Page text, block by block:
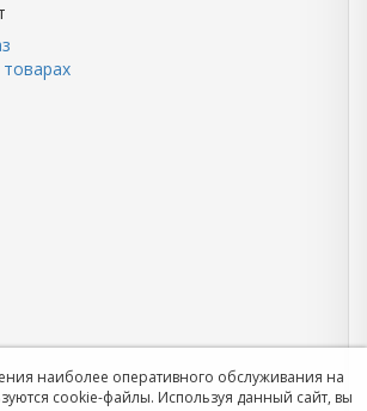
наиболее оперативного обслуживания на
cookie-файлы. Используя данный сайт, вы